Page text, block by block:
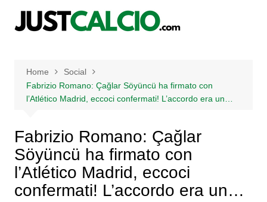
Home
Social
Fabrizio Romano: Çağlar Söyüncü ha firmato con
l’Atlético Madrid, eccoci confermati! L’accordo era un…
Fabrizio Romano: Çağlar
Söyüncü ha firmato con
l’Atlético Madrid, eccoci
confermati! L’accordo era un…